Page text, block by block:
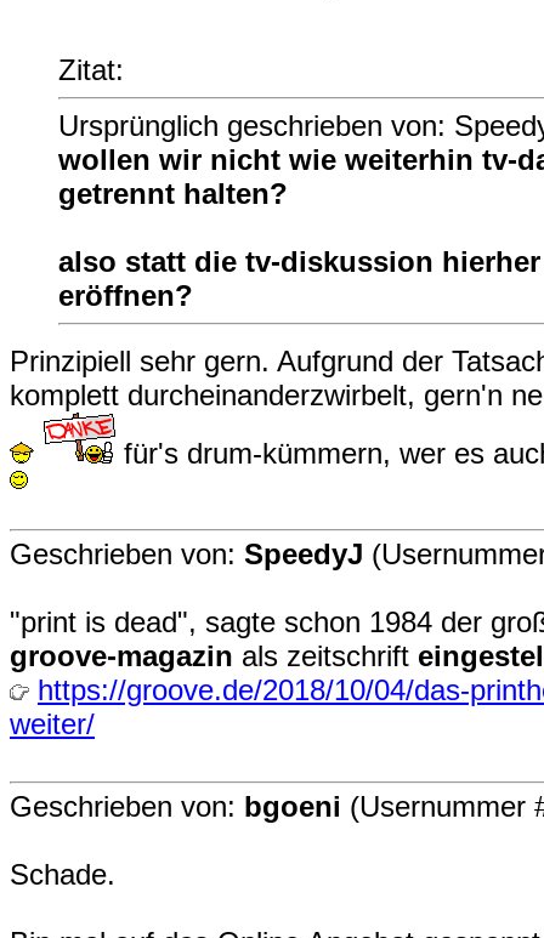
Zitat:
Ursprünglich geschrieben von:
wollen wir nicht wie weiterhin tv-
getrennt halten?
also statt die tv-diskussion
eröffnen?
Prinzipiell sehr gern. Aufgrund der
komplett durcheinanderzwirbelt, gern'n
für's drum-kümmern, wer es
Geschrieben von: SpeedyJ
"print is dead", sagte schon 1984 der
groove-magazin als zeitschrift
https://groove.de/2018/10/04/das-
weiter/
Geschrieben von: bgoeni (Usernummer
Schade.